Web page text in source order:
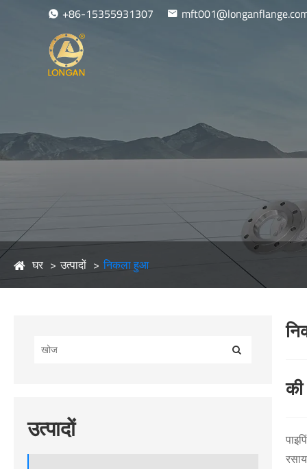
+86-15355931307
घर उत्पादों निकला हुआ
उत्पादों